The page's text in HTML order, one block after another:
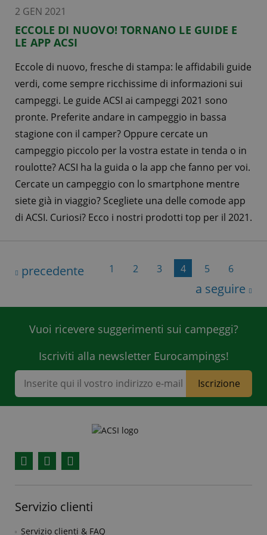
2 GEN 2021
ECCOLE DI NUOVO! TORNANO LE GUIDE E
LE APP ACSI
Eccole di nuovo, fresche di stampa: le affidabili guide
verdi, come sempre ricchissime di informazioni sui
campeggi. Le guide ACSI ai campeggi 2021 sono
pronte. Preferite andare in campeggio in bassa
stagione con il camper? Oppure cercate un
campeggio piccolo per la vostra estate in tenda o in
roulotte? ACSI ha la guida o la app che fanno per voi.
Cercate un campeggio con lo smartphone mentre
siete già in viaggio? Scegliete una delle comode app
di ACSI. Curiosi? Ecco i nostri prodotti top per il 2021.
precedente 1 2 3 4 5 6
a seguire
Vuoi ricevere suggerimenti sui campeggi?
Iscriviti alla newsletter Eurocampings!
Iscrizione
Servizio clienti
Servizio clienti & FAQ